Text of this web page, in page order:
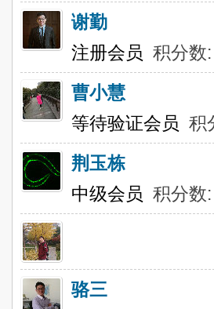
谢勤
注册会员 积分数
曹小慧
等待验证会员 积
荆玉栋
中级会员 积分数
骆三